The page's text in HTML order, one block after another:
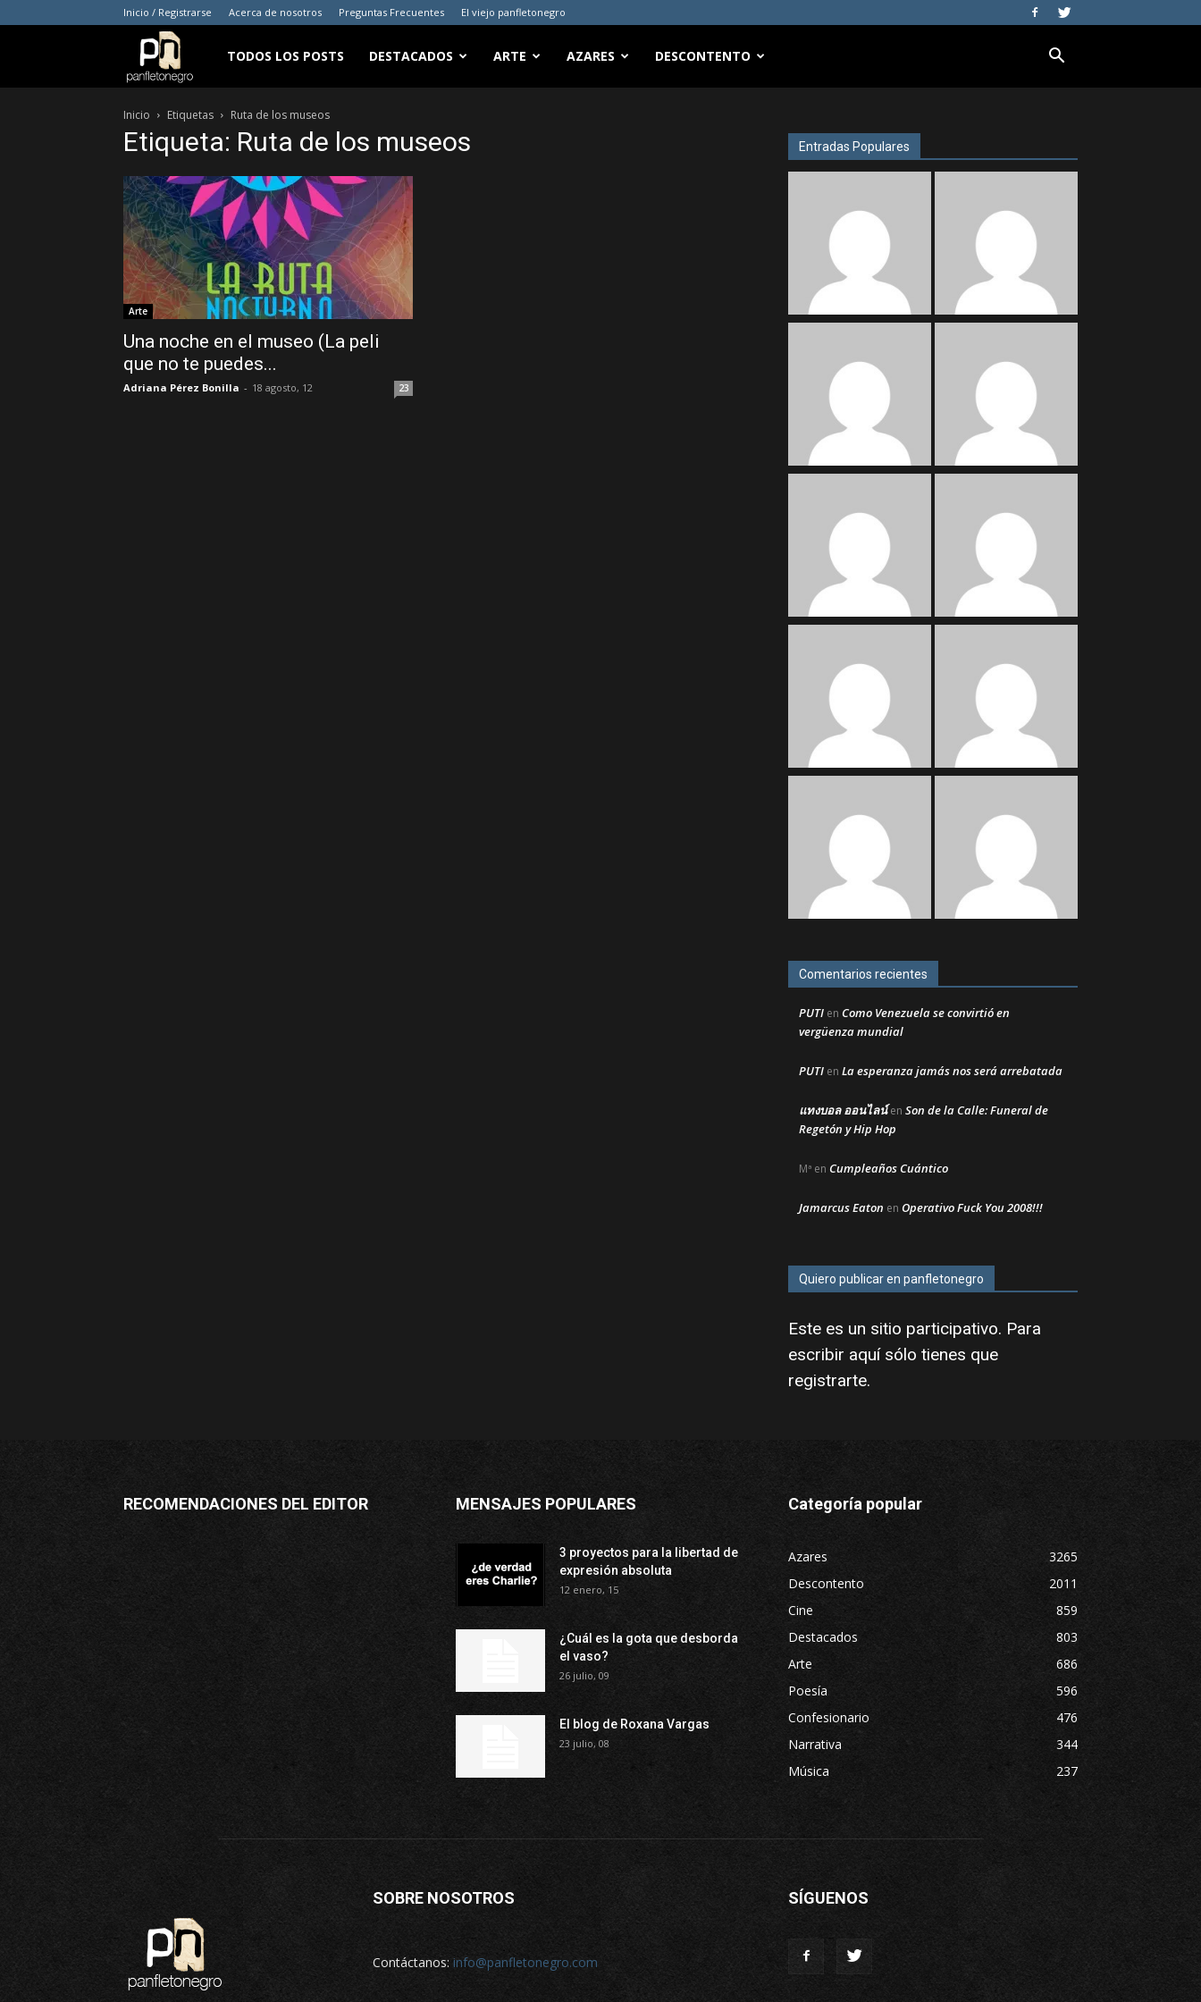
Inicio / Registrarse Acerca de nosotros Preguntas Frecuentes El viejo panfletonegro
panfletonegro
TODOS LOS POSTS DESTACADOS ARTE AZARES DESCONTENTO
Inicio Etiquetas Ruta de los museos
Etiqueta: Ruta de los museos
Arte
Una noche en el museo (La peli
que no te puedes...
Adriana Pérez Bonilla - 18 agosto, 12 23
Entradas Populares
Comentarios recientes
PUTI en Como Venezuela se convirtió en
vergüenza mundial
PUTI en La esperanza jamás nos será arrebatada
แทงบอล ออนไลน์en Son de la Calle: Funeral de
Regetón y Hip Hop
Mª en Cumpleaños Cuántico
Jamarcus Eaton en Operativo Fuck You 2008!!!
Quiero publicar en panfletonegro
Este es un sitio participativo. Para
escribir aquí sólo tienes que
registrarte.
RECOMENDACIONES DEL EDITOR MENSAJES POPULARES
3 proyectos para la libertad de
expresión absoluta
12 enero, 15
¿Cuál es la gota que desborda
el vaso?
26 julio, 09
El blog de Roxana Vargas
23 julio, 08
Categoría popular
Azares
3265
Descontento
2011
Cine
859
Destacados
803
Arte
686
Poesía
596
Confesionario
476
Narrativa
344
Música
237
SOBRE NOSOTROS
Contáctanos: info@panfletonegro.com
SÍGUENOS